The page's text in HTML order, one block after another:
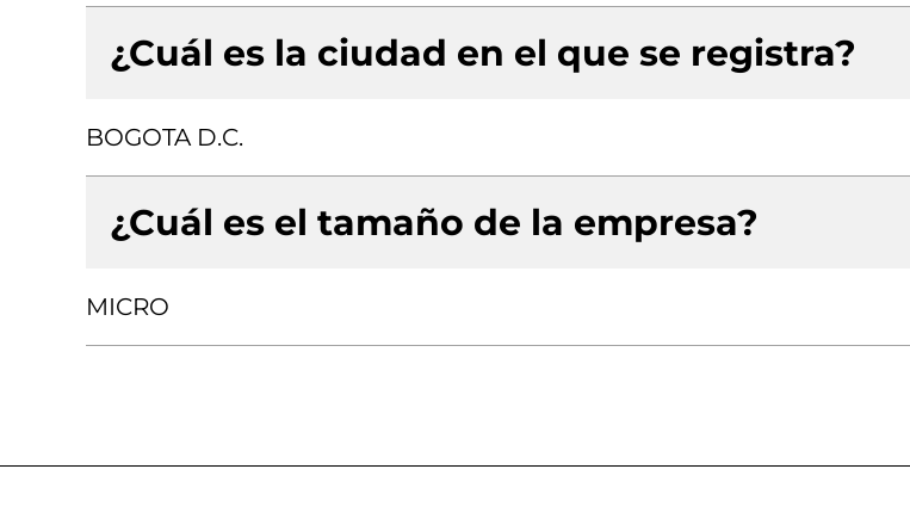
¿Cuál es la ciudad en el que se registra?
BOGOTA D.C.
¿Cuál es el tamaño de la empresa?
MICRO